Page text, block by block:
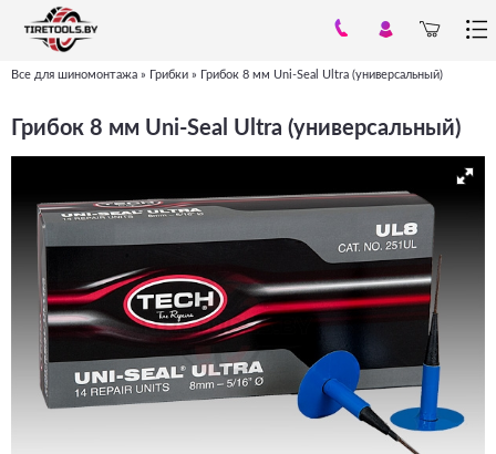
здесь
Все для шиномонтажа » Грибки » Грибок 8 мм Uni-Seal Ultra (универсальный)
Грибок 8 мм Uni-Seal Ultra (универсальный)